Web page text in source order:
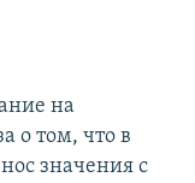
на
о том, что в
значения с